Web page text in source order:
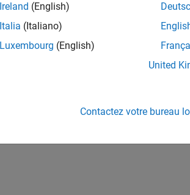
Ireland (English)
Italia (Italiano)
Luxembourg (English)
United
Contactez votre bureau